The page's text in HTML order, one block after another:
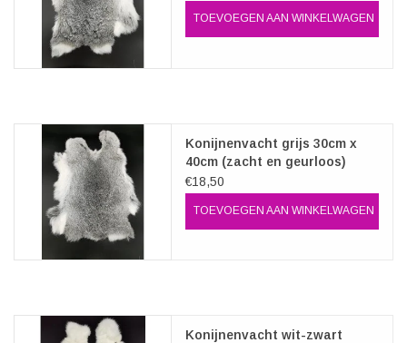
Bezoek ons
Aanbiedingen
TOEVOEGEN AAN WINKELWAGEN
Konijnenvacht grijs 30cm x
40cm (zacht en geurloos)
€18,50
TOEVOEGEN AAN WINKELWAGEN
Konijnenvacht wit-zwart